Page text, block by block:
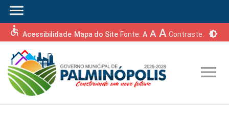
menu
accessible Acessibilidade Mapa do Site Fonte: A A A Contraste: brightness_6
menu